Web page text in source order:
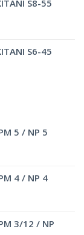
S8-55
S6-45
5 / NP 5
4 / NP 4
3/12 / NP